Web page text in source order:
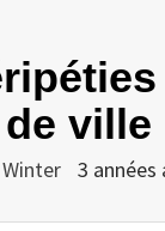
de ville
3 années